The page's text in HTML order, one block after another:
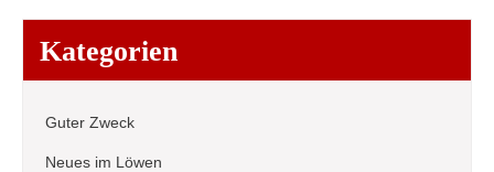
Kategorien
Guter Zweck
Neues im Löwen